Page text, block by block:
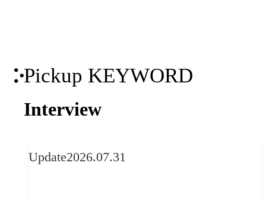
Pickup KEYWORD
Interview
Update2026.07.31